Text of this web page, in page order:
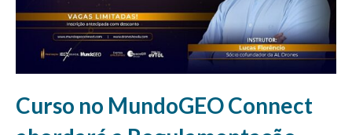
Curso no MundoGEO Connect